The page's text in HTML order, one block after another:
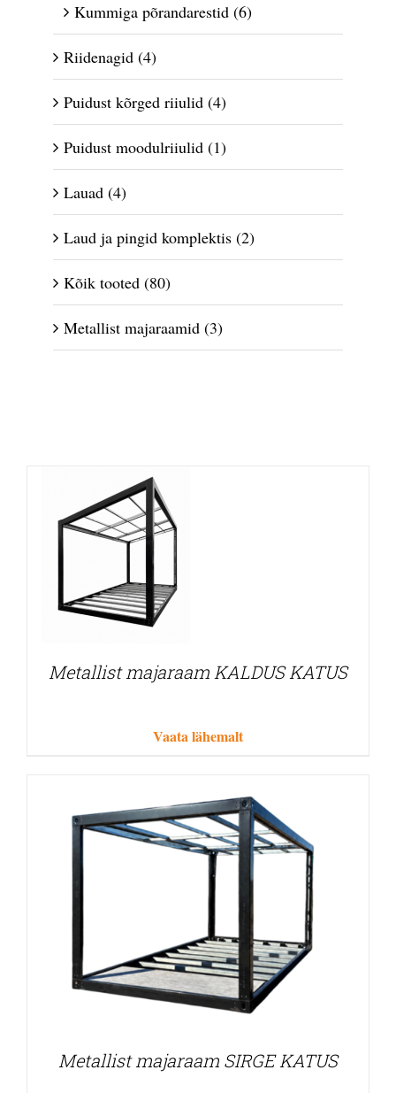
Metallist majaraam KALDUS KATUS
Vaata lähemalt
Metallist majaraam SIRGE KATUS
Kummiga põrandarestid (6)
Riidenagid (4)
Puidust kõrged riiulid (4)
Puidust moodulriiulid (1)
Lauad (4)
Laud ja pingid komplektis (2)
Kõik tooted (80)
Metallist majaraamid (3)